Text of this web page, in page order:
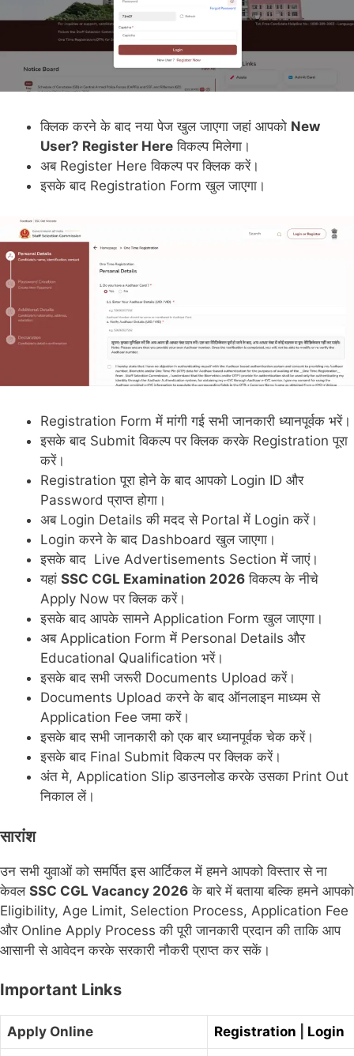
क्लिक करने के बाद नया पेज खुल जाएगा जहां आपको New
User? Register Here विकल्प मिलेगा।
अब Register Here विकल्प पर क्लिक करें।
इसके बाद Registration Form खुल जाएगा।
Registration Form में मांगी गई सभी जानकारी ध्यानपूर्वक भरें।
इसके बाद Submit विकल्प पर क्लिक करके Registration पूरा
करें।
Registration पूरा होने के बाद आपको Login ID और
Password प्राप्त होगा।
अब Login Details की मदद से Portal में Login करें।
Login करने के बाद Dashboard खुल जाएगा।
इसके बाद Live Advertisements Section में जाएं।
यहां SSC CGL Examination 2026 विकल्प के नीचे
Apply Now पर क्लिक करें।
इसके बाद आपके सामने Application Form खुल जाएगा।
अब Application Form में Personal Details और
Educational Qualification भरें।
इसके बाद सभी जरूरी Documents Upload करें।
Documents Upload करने के बाद ऑनलाइन माध्यम से
Application Fee जमा करें।
इसके बाद सभी जानकारी को एक बार ध्यानपूर्वक चेक करें।
इसके बाद Final Submit विकल्प पर क्लिक करें।
अंत मे, Application Slip डाउनलोड करके उसका Print Out
निकाल लें।
सारांश
उन सभी युवाओं को समर्पित इस आर्टिकल में हमने आपको विस्तार से ना
केवल SSC CGL Vacancy 2026 के बारे में बताया बल्कि हमने आपको
Eligibility, Age Limit, Selection Process, Application Fee
और Online Apply Process की पूरी जानकारी प्रदान की ताकि आप
आसानी से आवेदन करके सरकारी नौकरी प्राप्त कर सकें।
Important Links
Apply Online Registration Login